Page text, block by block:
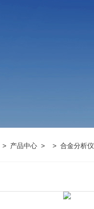
> 产品中心 > > 合金分析仪